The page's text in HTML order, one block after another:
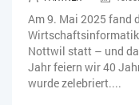
Am 9. Mai 2025 fand
Wirtschaftsinformatik
Nottwil statt – und
Jahr feiern wir 40
wurde zelebriert....